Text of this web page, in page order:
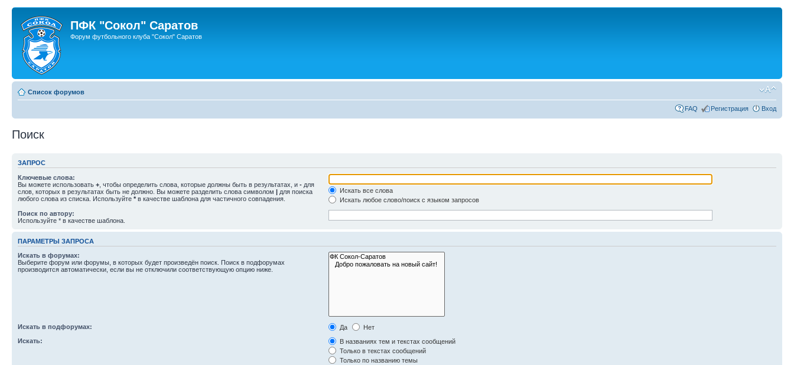
ПФК "Сокол" Саратов
Форум футбольного клуба "Сокол" Саратов
Список форумов
FAQ Регистрация Вход
Поиск
ЗАПРОС
Ключевые слова:
Вы можете использовать + , чтобы определить слова, которые должны быть в результатах, и - для
слов, которых в результатах быть не должно. Вы можете разделить слова символом | для поиска
любого слова из списка. Используйте * в качестве шаблона для частичного совпадения.
Искать все слова
Искать любое слово/поиск с языком запросов
Поиск по автору:
Используйте * в качестве шаблона.
ПАРАМЕТРЫ ЗАПРОСА
Искать в форумах:
Выберите форум или форумы, в которых будет произведён поиск. Поиск в подфорумах
производится автоматически, если вы не отключили соответствующую опцию ниже.
Искать в подфорумах: Да
Нет
Искать:
В названиях тем и текстах сообщений
Только в текстах сообщений
Только по названию темы